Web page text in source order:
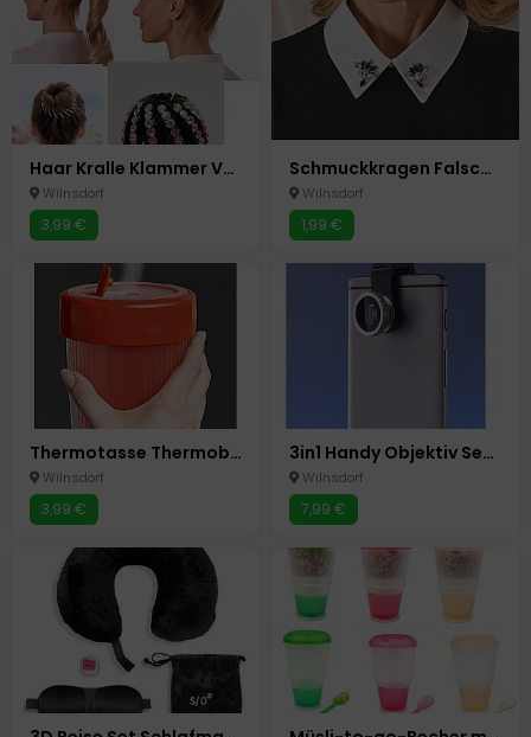
Haar Kralle Klammer Vogel Nest Pferdeschwanz Zopf Halter Dutt Klemme Strass
Wilnsdorf
3,99 €
Schmuckkragen Falscher Kraken Blusen Aufsatz Einsatz Strass Steine Glitzer
Wilnsdorf
1,99 €
Thermotasse Thermobecher to go Memory, 0,5Liter, Rot, BPA Frei,
Wilnsdorf
3,99 €
3in1 Handy Objektiv Set Kamera Linse
Wilnsdorf
7,99 €